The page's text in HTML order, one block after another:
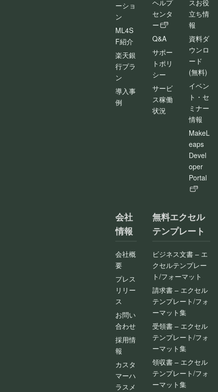
ーショ
ン
ML4S
F紹介
楽天銀
行プラ
ン
導入事
例
ヘルプ
センタ
ー
Q&A
サポー
トポリ
シー
サービ
ス稼働
状況
スお役
立ち情
報
資料ダ
ウンロ
ード
(無料)
イベン
ト・セ
ミナー
情報
MakeL
eaps
Devel
oper
Portal
会社
情報
会社概
要
プレス
リリー
ス
お問い
合わせ
採用情
報
カスタ
マーハ
ラスメ
無料エクセル
テンプレート
ビジネス文書 – エ
クセルテンプレー
ト/フォーマット
請求書 – エクセル
テンプレート/フォ
ーマット集
受領書 – エクセル
テンプレート/フォ
ーマット集
領収書 – エクセル
テンプレート/フォ
ーマット集